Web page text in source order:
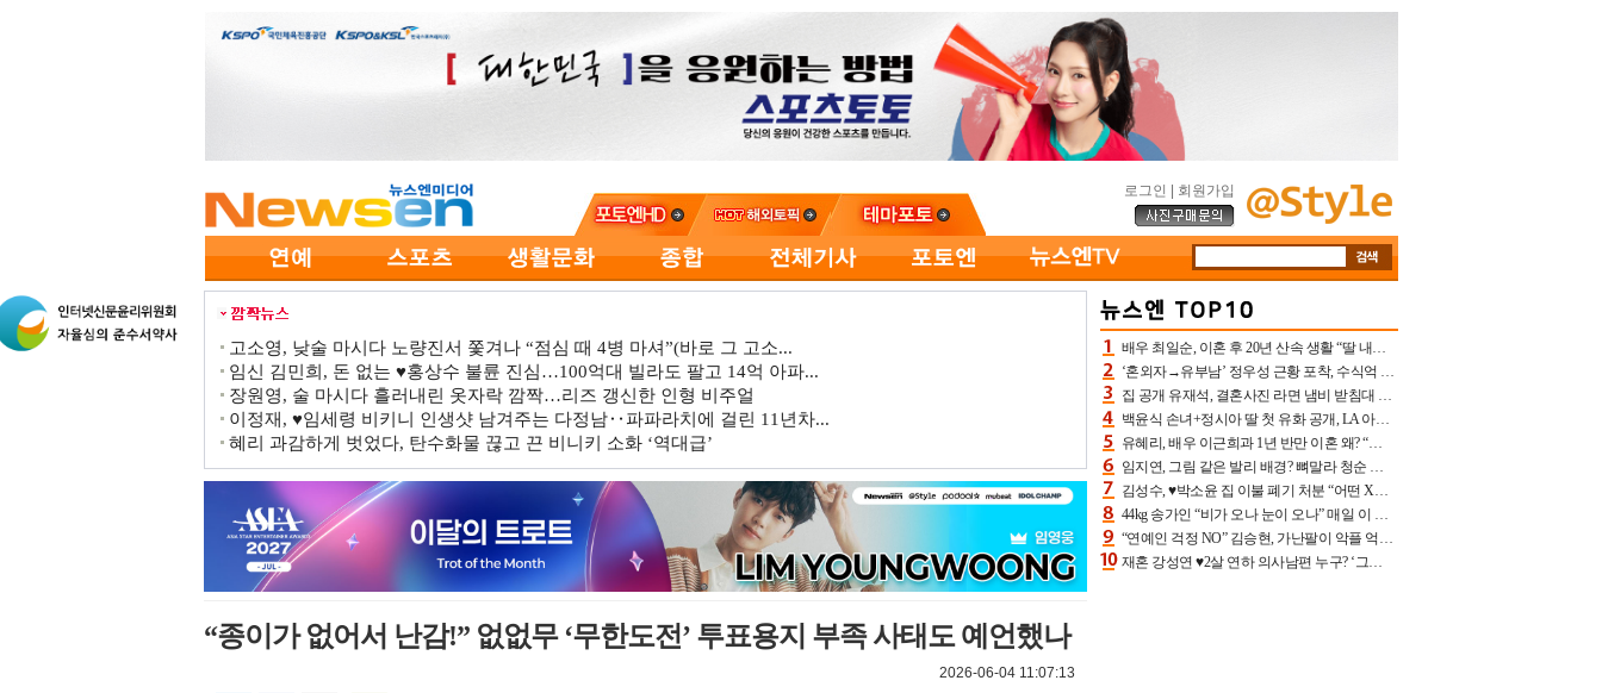
로그인 회원가입
고소영, 낮술 마시다 노량진서 쫓겨나 “점심 때 4병 마셔”(바로 그 고소...
임신 김민희, 돈 없는 ♥홍상수 불륜 진심…100억대 빌라도 팔고 14억 아파...
장원영, 술 마시다 흘러내린 옷자락 깜짝…리즈 갱신한 인형 비주얼
이정재, ♥임세령 비키니 인생샷 남겨주는 다정남‥파파라치에 걸린 11년차...
혜리 과감하게 벗었다, 탄수화물 끊고 끈 비니키 소화 ‘역대급’
“종이가 없어서 난감!” 없없무 ‘무한도전’ 투표용지 부족 사태도 예언했나
2026-06-04 11:07:13
배우 최일순, 이혼 후 20년 산속 생활 “딸 내가 버렸다고 원망‥맘 아파”(특종)[어제TV]
‘혼외자→유부남’ 정우성 근황 포착, 수식억 해킹 피해 후배 만났다 “존경하는”
집 공개 유재석, 결혼사진 라면 냄비 받침대 되고 분노‥가족사진도 피해(놀뭐)[어제TV]
백윤식 손녀+정시아 딸 첫 유화 공개, LA 아트쇼→서울국제조각페스타 작가다운 수준급 실력
유혜리, 배우 이근희과 1년 반만 이혼 왜? “식칼 꽂고 의자 던져” 충격 폭로(특종)[어제TV]
임지연, 그림 같은 발리 배경? 뼈말라 청순 비키니 핏에 상대 안 되네
김성수, ♥박소윤 집 이불 폐기 처분 “어떤 X이랑 썼을지 몰라” 질투(신랑수업2)[어제TV]
44kg 송가인 “비가 오나 눈이 오나” 매일 이 운동, 허벅지 근육량 상승+체지방 감소
“연예인 걱정 NO” 김승현, 가난팔이 악플 억울할만‥아내+딸과 日 여행
재혼 강성연 ♥2살 연하 의사남편 누구? ‘그알’ 자문의에 훈남 비주얼 초엘리트 스펙 [종합]